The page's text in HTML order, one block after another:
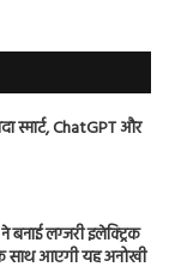
स्मार्ट, ChatGPT और
बनाई लग्जरी इलेक्ट्रिक
साथ आएगी यह अनोखी